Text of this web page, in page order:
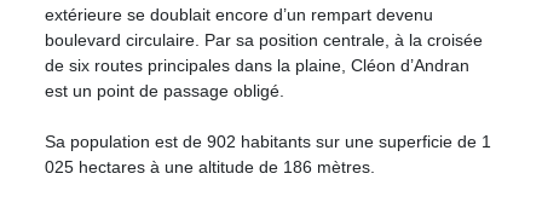
extérieure se doublait encore d’un rempart devenu
boulevard circulaire. Par sa position centrale, à la croisée
de six routes principales dans la plaine, Cléon d’Andran
est un point de passage obligé.
Sa population est de 902 habitants sur une superficie de 1
025 hectares à une altitude de 186 mètres.